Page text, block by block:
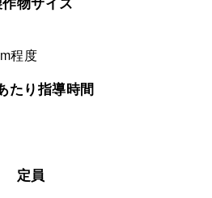
程度
たり指導時間
定員